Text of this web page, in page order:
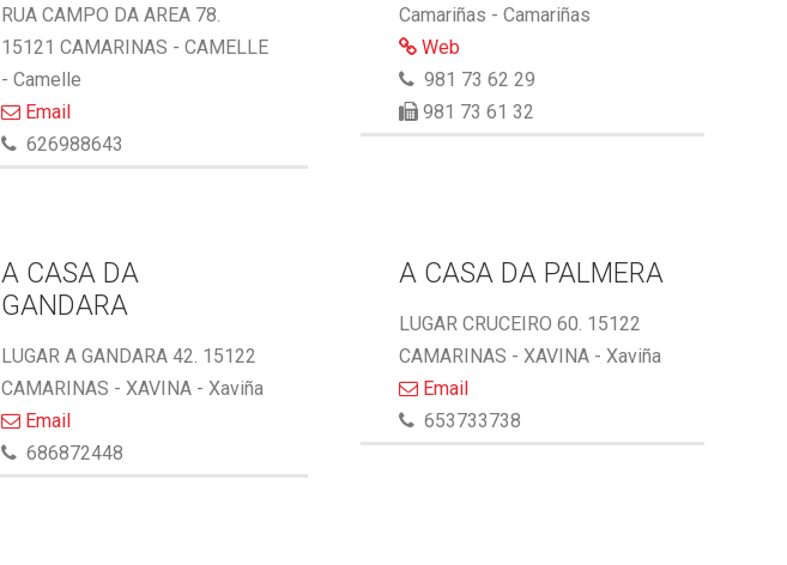
RUA CAMPO DA AREA 78.
15121 CAMARINAS - CAMELLE
- Camelle
Email
626988643
Camariñas - Camariñas
Web
981 73 62 29
981 73 61 32
A CASA DA
GANDARA
LUGAR A GANDARA 42. 15122
CAMARINAS - XAVINA - Xaviña
Email
686872448
A CASA DA PALMERA
LUGAR CRUCEIRO 60. 15122
CAMARINAS - XAVINA - Xaviña
Email
653733738